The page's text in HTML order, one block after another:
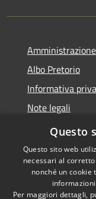
Albo Pretorio
Informativa
Note legali
Dichiarazione
Questo
Questo sito web
necessari al
nonché un
Per maggiori dettagli,